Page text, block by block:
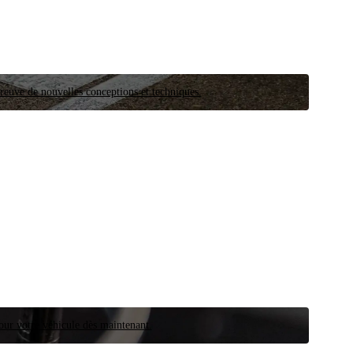
de nouvelles conceptions et techniques.
votre véhicule dès maintenant.